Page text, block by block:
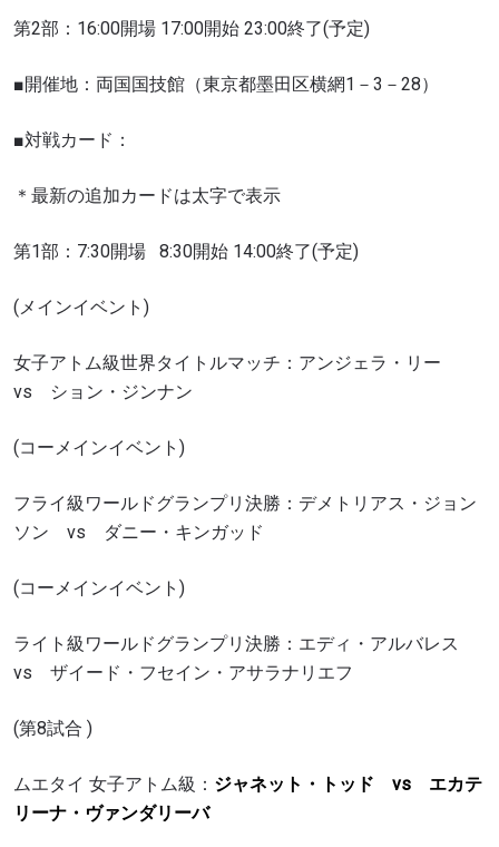
第2部：16:00開場 17:00開始 23:00終了(予定)
■開催地：両国国技館（東京都墨田区横網1－3－28）
■対戦カード：
＊最新の追加カードは太字で表示
第1部：7:30開場 8:30開始 14:00終了(予定)
(メインイベント)
女子アトム級世界タイトルマッチ：アンジェラ・リー
vs ション・ジンナン
(コーメインイベント)
フライ級ワールドグランプリ決勝：デメトリアス・ジョン
ソン vs ダニー・キンガッド
(コーメインイベント)
ライト級ワールドグランプリ決勝：エディ・アルバレス
vs ザイード・フセイン・アサラナリエフ
(第8試合 )
ムエタイ 女子アトム級： ジャネット・トッド vs エカテ
リーナ・ヴァンダリーバ